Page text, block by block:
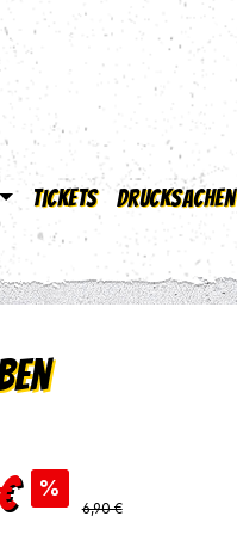
Tickets Drucksachen
%
Regulärer Preis:
6,90 €